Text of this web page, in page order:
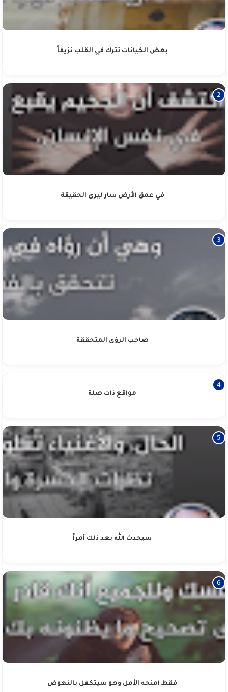
بعض الخيانات تترك في القلب نزيفاً
في عمق الأرض سار ليرى الحقيقة
صاحب الرؤى المتحققة
مواقع ذات صلة
سيحدث الله بعد ذلك أمراً
فقط امنحه الأمل وهو سيتكفل بالنهوض